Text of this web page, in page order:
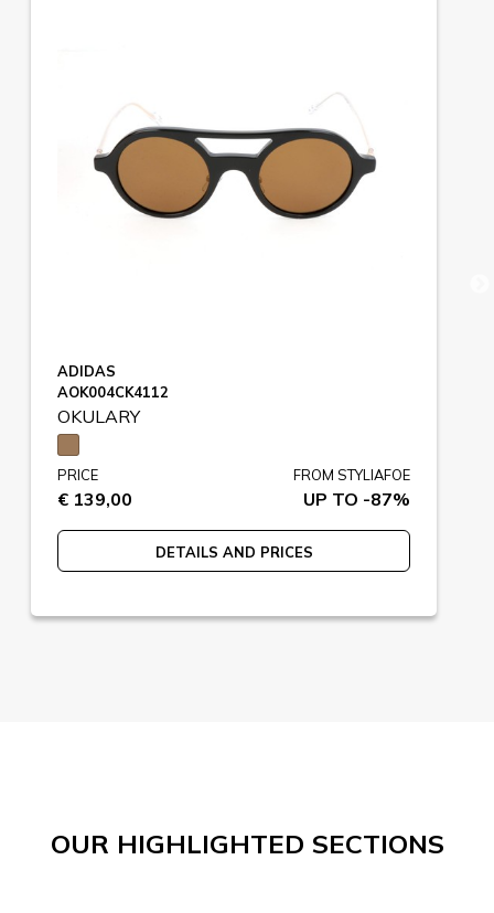
ADIDAS
AOK004CK4112
OKULARY
PRICE
€ 139,00
FROM STYLIAFOE
UP TO -87%
DETAILS AND PRICES
OUR HIGHLIGHTED SECTIONS